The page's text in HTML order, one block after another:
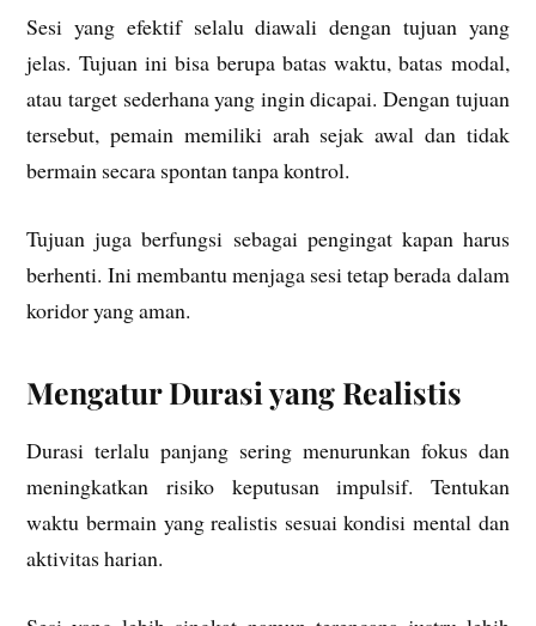
Sesi yang efektif selalu diawali dengan tujuan yang
jelas. Tujuan ini bisa berupa batas waktu, batas modal,
atau target sederhana yang ingin dicapai. Dengan tujuan
tersebut, pemain memiliki arah sejak awal dan tidak
bermain secara spontan tanpa kontrol.
Tujuan juga berfungsi sebagai pengingat kapan harus
berhenti. Ini membantu menjaga sesi tetap berada dalam
koridor yang aman.
Mengatur Durasi yang Realistis
Durasi terlalu panjang sering menurunkan fokus dan
meningkatkan risiko keputusan impulsif. Tentukan
waktu bermain yang realistis sesuai kondisi mental dan
aktivitas harian.